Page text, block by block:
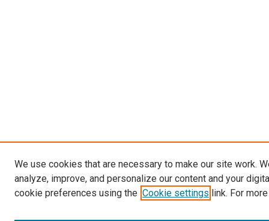
We use cookies that are necessary to make our site work.
analyze, improve, and personalize our content and your
cookie preferences using the Cookie settings link. For